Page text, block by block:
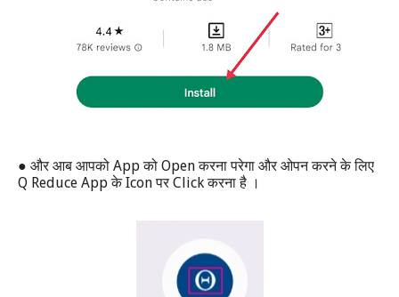
● और आब आपको Appको Openकरना परेगा और ओपन करने के लिए
Q Reduce AppकेIconपर Clickकरना है ।